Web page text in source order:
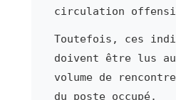
circulation
Toutefois, ces
doivent être lus
volume de
du poste occupé.